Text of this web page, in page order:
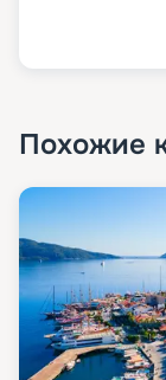
Похожие